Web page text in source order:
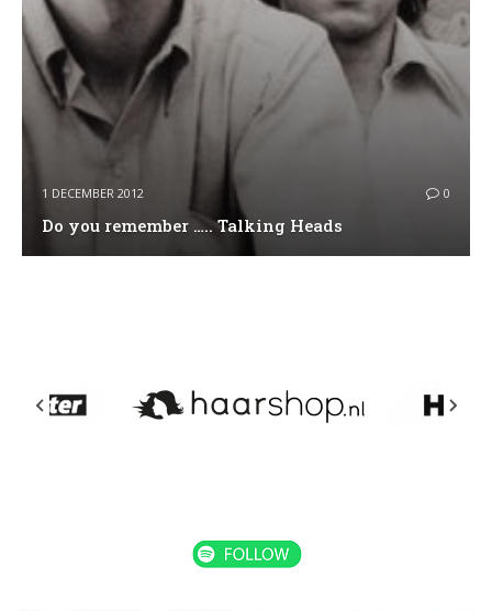
1 DECEMBER 2012 0
Do you remember ….. Talking Heads